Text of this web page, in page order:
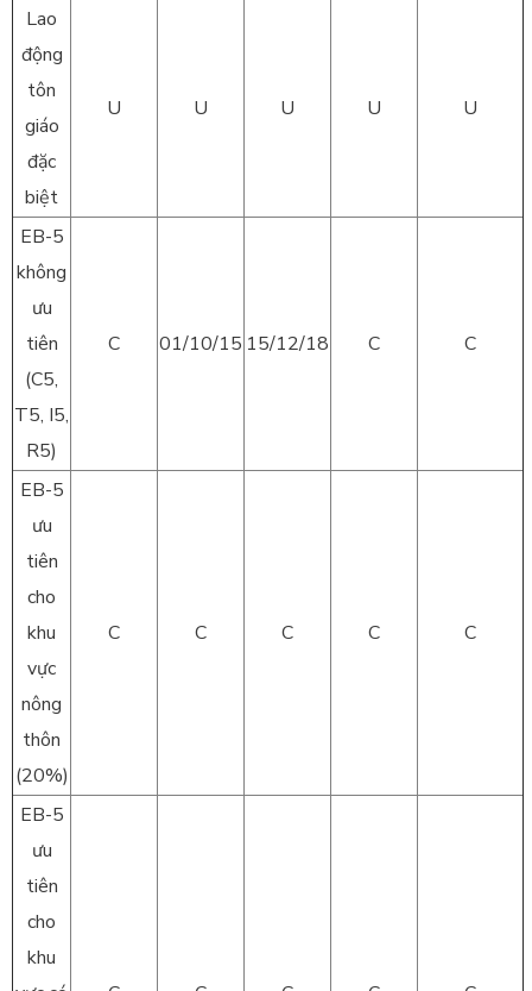
Lao
động
tôn
giáo
đặc
biệt
U U U U U
EB-5
không
ưu
tiên
(C5,
T5, I5,
R5)
C 01/10/15 15/12/18 C C
EB-5
ưu
tiên
cho
khu
vực
nông
thôn
(20%)
C C C C C
EB-5
ưu
tiên
cho
khu